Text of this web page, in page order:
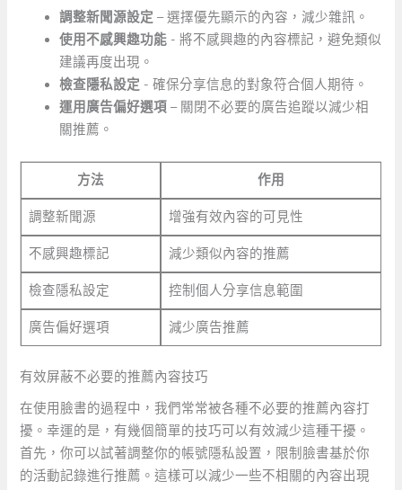
調整新聞源設定 – 選擇優先顯示的內容，減少雜訊。
使用不感興趣功能 ​- 將不感興趣的內容標記，避免類似
建議再度出現。
檢查隱私設定 ‍- 確保分享信息的對象符合個人期待。
運用廣告偏好選項 – 關閉不必要的廣告追蹤以減少相
關推薦。
方法 作用
調整新聞源 增強有效內容的可見性
不感興趣標記 減少類似內容的推薦
檢查隱私設定 控制個人分享信息範圍
廣告偏好選項 減少廣告推薦
有效屏蔽不必要的推薦內容技巧
在使用臉書的過程中，我們常常被各種不必要的推薦內容打
擾。幸運的是，有幾個簡單的技巧可以有效減少這種干擾。
首先，你可以試著調整你的帳號隱私設置，限制臉書基於你
的活動記錄進行推薦。這樣可以減少一些不相關的內容出現